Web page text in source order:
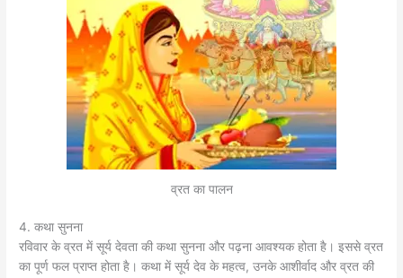
व्रत का पालन
4. कथा सुनना
रविवार के व्रत में सूर्य देवता की कथा सुनना और पढ़ना आवश्यक होता है। इससे व्रत
का पूर्ण फल प्राप्त होता है। कथा में सूर्य देव के महत्व, उनके आशीर्वाद और व्रत की